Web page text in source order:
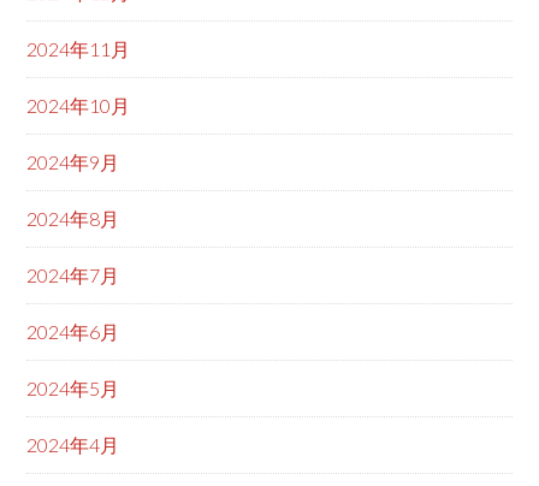
2024年11月
2024年10月
2024年9月
2024年8月
2024年7月
2024年6月
2024年5月
2024年4月